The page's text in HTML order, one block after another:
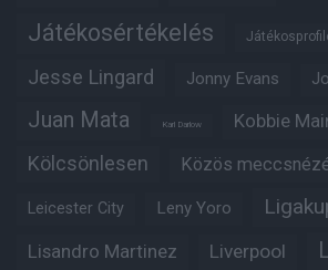
Játékosértékelés
Jesse Lingard Jonny Evans
Juan Mata Karl Darlow Kobbie
Kölcsönlesen Közös
Leicester City Leny Yoro
Lisandro Martinez Liverpool